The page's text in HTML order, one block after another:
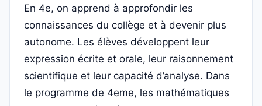
En 4e, on apprend à approfondir les
connaissances du collège et à devenir plus
autonome. Les élèves développent leur
expression écrite et orale, leur raisonnement
scientifique et leur capacité d’analyse. Dans
le programme de 4eme, les mathématiques